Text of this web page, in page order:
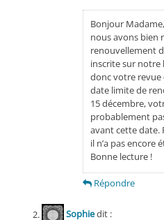
Bonjour Madame,
nous avons bien
renouvellement
inscrite sur notre
donc votre revue
date limite de
15 décembre,
probablement
avant cette date.
il n’a pas encore
Bonne lecture !
Répondre
Sophiedit :